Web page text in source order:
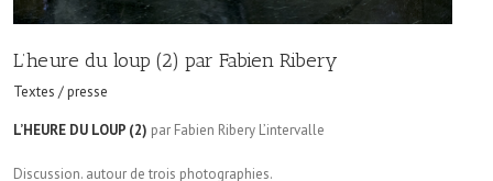
L’heure du loup (2) par Fabien Ribery
Textes / presse
L’HEURE DU LOUP (2) par Fabien Ribery L’intervalle
Discussion. autour de trois photographies.